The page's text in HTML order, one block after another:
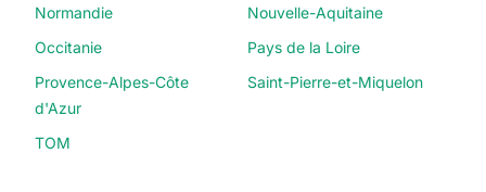
Normandie
Nouvelle-Aquitaine
Occitanie
Pays de la Loire
Provence-Alpes-Côte
d'Azur
Saint-Pierre-et-Miquelon
TOM